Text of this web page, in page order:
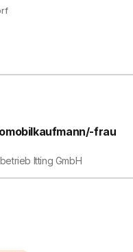
frau
Itting GmbH